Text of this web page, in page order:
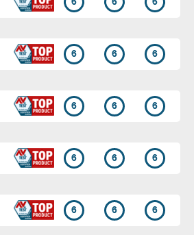
6 6 6
6 6 6
6 6 6
6 6 6